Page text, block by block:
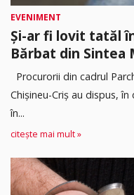
EVENIMENT
Și-ar fi lovit tatăl
Bărbat din Sintea
Procurorii din cadrul
Chișineu-Criș au dispus,
în...
citește mai mult »